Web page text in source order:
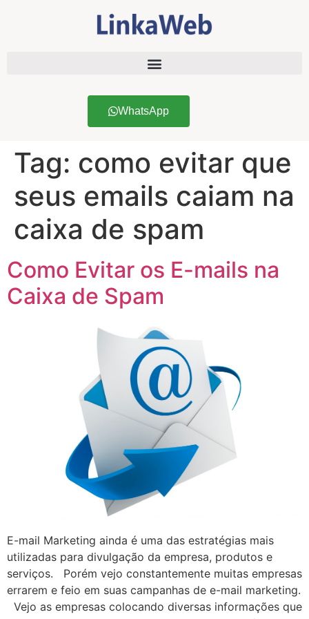
WhatsApp
Tag: como evitar que
seus emails caiam na
caixa de spam
Como Evitar os E-mails na
Caixa de Spam
E-mail Marketing ainda é uma das estratégias mais
utilizadas para divulgação da empresa, produtos e
serviços. Porém vejo constantemente muitas empresas
errarem e feio em suas campanhas de e-mail marketing.
Vejo as empresas colocando diversas informações que